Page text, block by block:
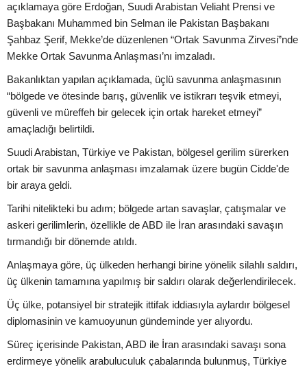
açıklamaya göre Erdoğan, Suudi Arabistan Veliaht Prensi ve
Başbakanı Muhammed bin Selman ile Pakistan Başbakanı
Şahbaz Şerif, Mekke’de düzenlenen “Ortak Savunma Zirvesi”nde
Mekke Ortak Savunma Anlaşması’nı imzaladı.
Bakanlıktan yapılan açıklamada, üçlü savunma anlaşmasının
“bölgede ve ötesinde barış, güvenlik ve istikrarı teşvik etmeyi,
güvenli ve müreffeh bir gelecek için ortak hareket etmeyi”
amaçladığı belirtildi.
Suudi Arabistan, Türkiye ve Pakistan, bölgesel gerilim sürerken
ortak bir savunma anlaşması imzalamak üzere bugün Cidde'de
bir araya geldi.
Tarihi nitelikteki bu adım; bölgede artan savaşlar, çatışmalar ve
askeri gerilimlerin, özellikle de ABD ile İran arasındaki savaşın
tırmandığı bir dönemde atıldı.
Anlaşmaya göre, üç ülkeden herhangi birine yönelik silahlı saldırı,
üç ülkenin tamamına yapılmış bir saldırı olarak değerlendirilecek.
Üç ülke, potansiyel bir stratejik ittifak iddiasıyla aylardır bölgesel
diplomasinin ve kamuoyunun gündeminde yer alıyordu.
Süreç içerisinde Pakistan, ABD ile İran arasındaki savaşı sona
erdirmeye yönelik arabuluculuk çabalarında bulunmuş, Türkiye